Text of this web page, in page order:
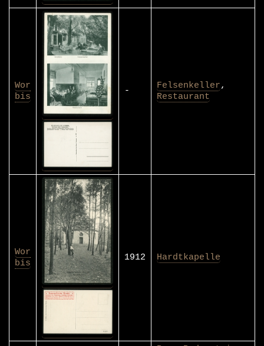
Wor
bis
- Felsenkeller,
Restaurant
Wor
bis
1912 Hardtkapelle